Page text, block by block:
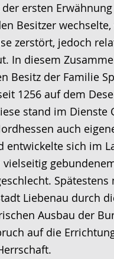
ersten
Besitzer
zerstört, jedoch
In diesem
Besitz der Familie
1256 auf dem
stand im Dienste
auch
entwickelte sich im
vielseitig
Spätestens
Liebenau durch
Ausbau der
auf die